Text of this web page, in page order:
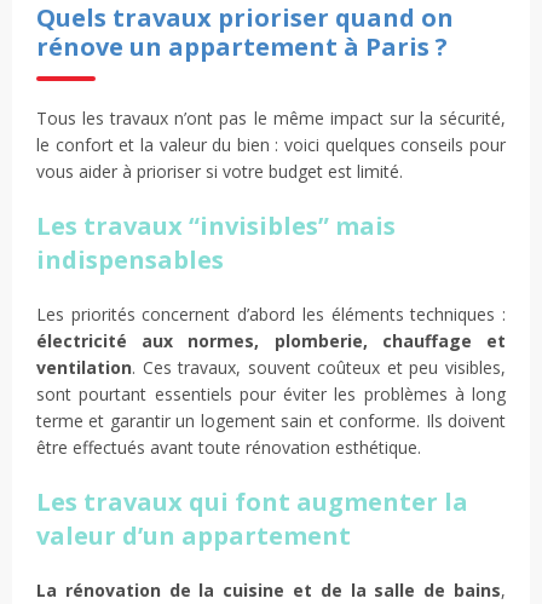
Quels travaux prioriser quand on
rénove un appartement à Paris ?
Tous les travaux n’ont pas le même impact sur la sécurité,
le confort et la valeur du bien : voici quelques conseils pour
vous aider à prioriser si votre budget est limité.
Les travaux “invisibles” mais
indispensables
Les priorités concernent d’abord les éléments techniques :
électricité aux normes, plomberie, chauffage et
ventilation. Ces travaux, souvent coûteux et peu visibles,
sont pourtant essentiels pour éviter les problèmes à long
terme et garantir un logement sain et conforme. Ils doivent
être effectués avant toute rénovation esthétique.
Les travaux qui font augmenter la
valeur d’un appartement
La rénovation de la cuisine et de la salle de bains,